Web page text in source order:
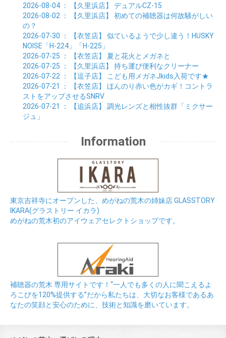
2026-08-04 ： 【久里浜店】 デュアルCZ-15
2026-08-02 ： 【久里浜店】 初めての補聴器は何故騒がしい
の？
2026-07-30 ： 【衣笠店】 似ているようで少し違う！HUSKY
NOISE「H-224」「H-225」
2026-07-25 ： 【衣笠店】 夏と花火とメガネと
2026-07-25 ： 【久里浜店】 持ち運び便利なクリーナー
2026-07-22 ： 【逗子店】
こども用メガネJkids入荷です★
2026-07-21
： 【衣笠店】 ほんのり赤い色がカギ！コントラ
ストをアップさせるSNRV
2026-07-21
： 【追浜店】 調光レンズと相性抜群「ミクサー
ジュ」
Information
東京吉祥寺にオープンした、めがねの荒木の姉妹店 GLASSTORY
IKARA(グラストリー イカラ)
めがねの荒木初のアイウェアセレクトショップです。
補聴器の荒木 専用サイトです！“一人でも多くの人に聞こえるよ
ろこびを120%提供する”だから私たちは、大切なお客様であるあ
なたの笑顔と安心のために、技術と知識を磨いています。